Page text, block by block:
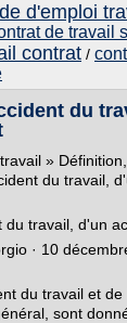
d'emploi
de travail
contrat /
du
»
du travail,
du travail, d'un
· 10
du travail et
sont